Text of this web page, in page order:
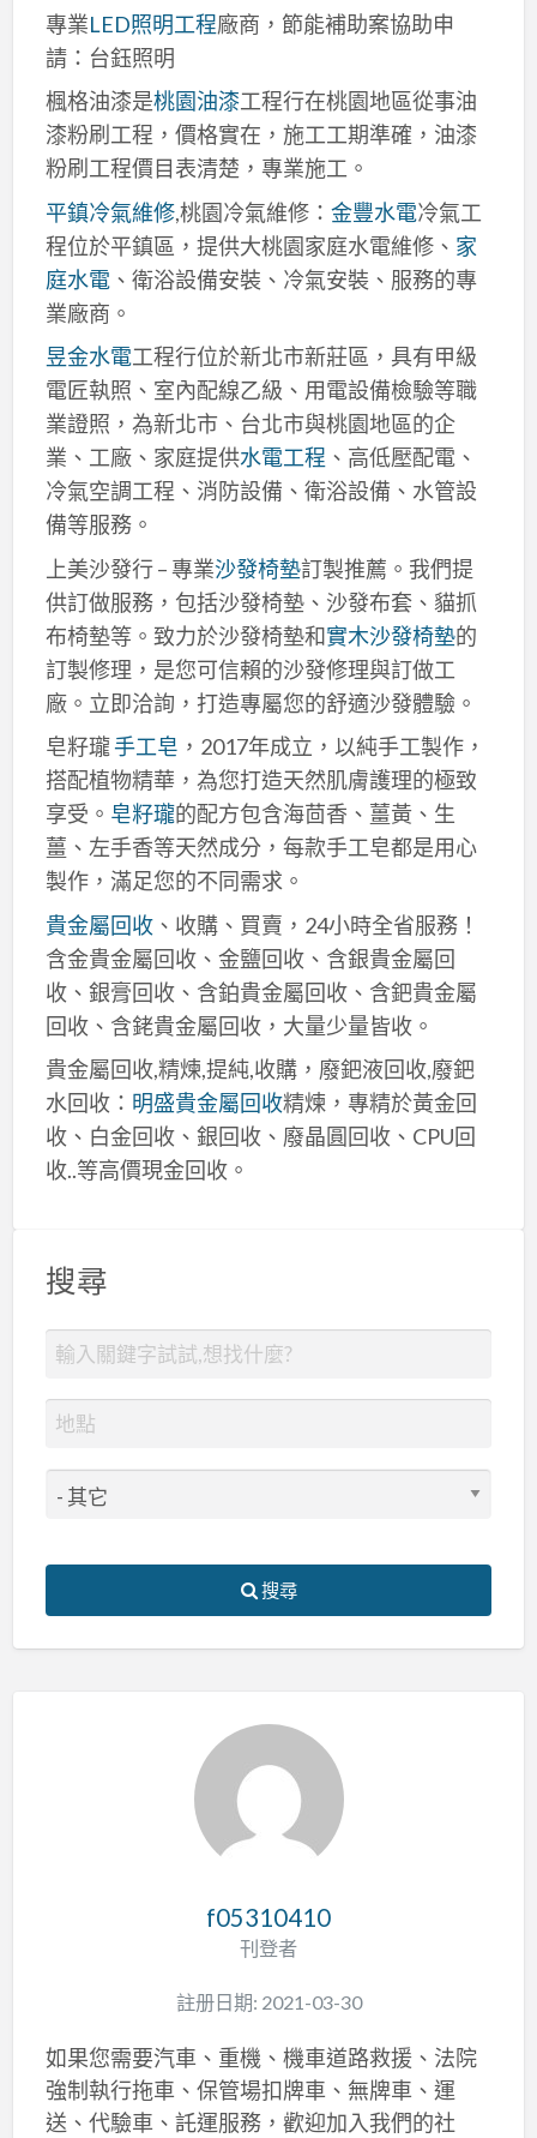
專業LED照明工程廠商，節能補助案協助申
請：台鈺照明
楓格油漆是桃園油漆工程行在桃園地區從事油
漆粉刷工程，價格實在，施工工期準確，油漆
粉刷工程價目表清楚，專業施工。
平鎮冷氣維修,桃園冷氣維修： 金豐水電冷氣工
程位於平鎮區，提供大桃園家庭水電維修、 家
庭水電、衛浴設備安裝、冷氣安裝、服務的專
業廠商。
昱金水電工程行位於新北市新莊區，具有甲級
電匠執照、室內配線乙級、用電設備檢驗等職
業證照，為新北市、台北市與桃園地區的企
業、工廠、家庭提供水電工程 、高低壓配電、
冷氣空調工程、消防設備、衛浴設備、水管設
備等服務。
上美沙發行 – 專業沙發椅墊訂製推薦。我們提
供訂做服務，包括沙發椅墊、沙發布套、貓抓
布椅墊等。致力於沙發椅墊和實木沙發椅墊的
訂製修理，是您可信賴的沙發修理與訂做工
廠。立即洽詢，打造專屬您的舒適沙發體驗。
皂籽瓏手工皂 ，2017年成立，以純手工製作，
搭配植物精華，為您打造天然肌膚護理的極致
享受。 皂籽瓏的配方包含海茴香、薑黃、生
薑、左手香等天然成分，每款手工皂都是用心
製作，滿足您的不同需求。
貴金屬回收、收購、買賣，24小時全省服務！
含金貴金屬回收、金鹽回收、含銀貴金屬回
收、銀膏回收、含鉑貴金屬回收、含鈀貴金屬
回收、含銠貴金屬回收，大量少量皆收。
貴金屬回收,精煉,提純,收購，廢鈀液回收,廢鈀
水回收： 明盛貴金屬回收精煉，專精於黃金回
收、白金回收、銀回收、廢晶圓回收、CPU回
收..等高價現金回收。
搜尋
搜尋
f05310410
刊登者
註册日期: 2021-03-30
如果您需要汽車、重機、機車道路救援、法院
強制執行拖車、保管場扣牌車、無牌車、運
送、代驗車、託運服務，歡迎加入我們的社